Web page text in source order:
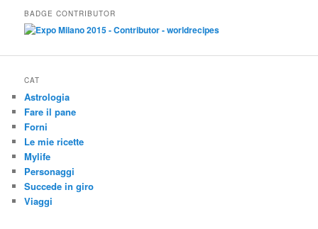
BADGE CONTRIBUTOR
CAT
Astrologia
Fare il pane
Forni
Le mie ricette
Mylife
Personaggi
Succede in giro
Viaggi